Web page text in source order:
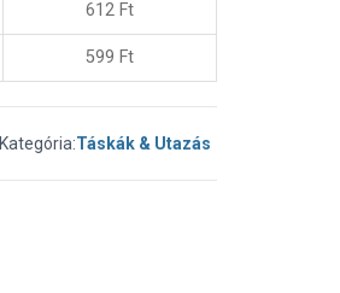
612 Ft
599 Ft
Kategória:Táskák & Utazás